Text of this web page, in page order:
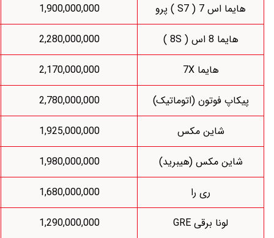
1,900,000,000
1,798,000,000
2,280,000,000
به زودی
2,170,000,000
1,998,000,000
2,780,000,000
2,820,000,000
1,925,000,000
توقف فروش
1,980,000,000
توقف فروش
1,680,000,000
1,142,477,000
1,290,000,000
1,211,000,000